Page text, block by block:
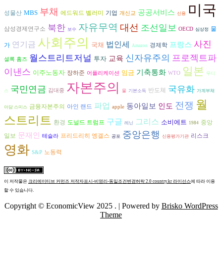
성물산 MBS 부채 에드워드 벨러미 기업 개신교 공공서비스 신용 미국
삼성경제연구소 북한 보수 자유무역 대선 조선일보 OECD 심상정 물
가 연기금 사회주의 국채 법인세 Amazon 경제학 프랑스 사진
셜록 홈즈 월스트리트저널 투자 교육 신자유주의 프로젝트파
이낸스 이주노동자 장하준 어플리케이션 임금 기축통화 WTO 일본 무디
스 국민연금 김대중 자본주의 물 기본소득 반도체 국유화 가계부채
아담 스미스 금융자본주의 아인 랜드 파업 apple 동아일보 인도 전쟁 월
스트리트 환경 도널드 트럼프 구글 레닌 그리스 소비에트 1984 중앙
일보 문재인 테슬라 프리드리히 엥겔스 공포 중앙은행 신용평가기관 리스크
영화 S&P 노동력
이 저작물은 크리에이티브 커먼즈 저작자표시-비영리-동일조건변경허락 2.0 country.kr 라이선스에 따라 이용
할 수 있습니다.
Copyright © EconomicView 2025 . | Powered by Brisko WordPress
Theme